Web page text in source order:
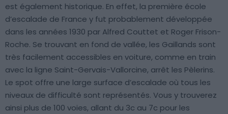
est également historique. En effet, la première école
d’escalade de France y fut probablement développée
dans les années 1930 par Alfred Couttet et Roger Frison-
Roche. Se trouvant en fond de vallée, les Gaillands sont
très facilement accessibles en voiture, comme en train
avec la ligne Saint-Gervais-Vallorcine, arrêt les Pèlerins.
Le spot offre une large surface d’escalade où tous les
niveaux de difficulté sont représentés. Vous y trouverez
ainsi plus de 100 voies, allant du 3c au 7c pour les